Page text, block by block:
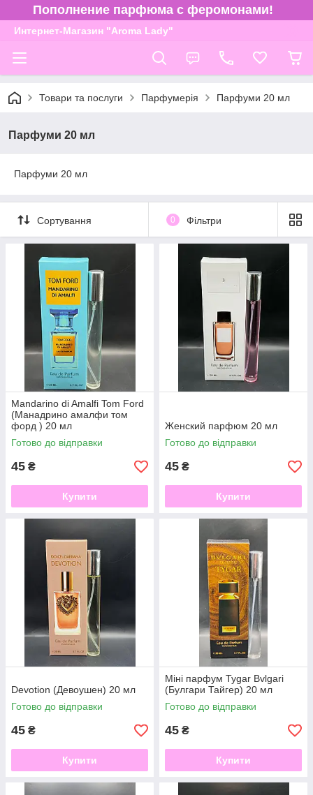
Пополнение парфюма с феромонами!
Интернет-Магазин "Aroma Lady"
Товари та послуги Парфумерія Парфуми 20 мл
Парфуми 20 мл
Парфуми 20 мл
Сортування 0 Фільтри
Mandarino di Amalfi Tom Ford
(Манадрино амалфи том
форд ) 20 мл
Готово до відправки
45 ₴
Купити
Женский парфюм 20 мл
Готово до відправки
45 ₴
Купити
Devotion (Девоушен) 20 мл
Готово до відправки
45 ₴
Купити
Міні парфум Tygar Bvlgari
(Булгари Тайгер) 20 мл
Готово до відправки
45 ₴
Купити